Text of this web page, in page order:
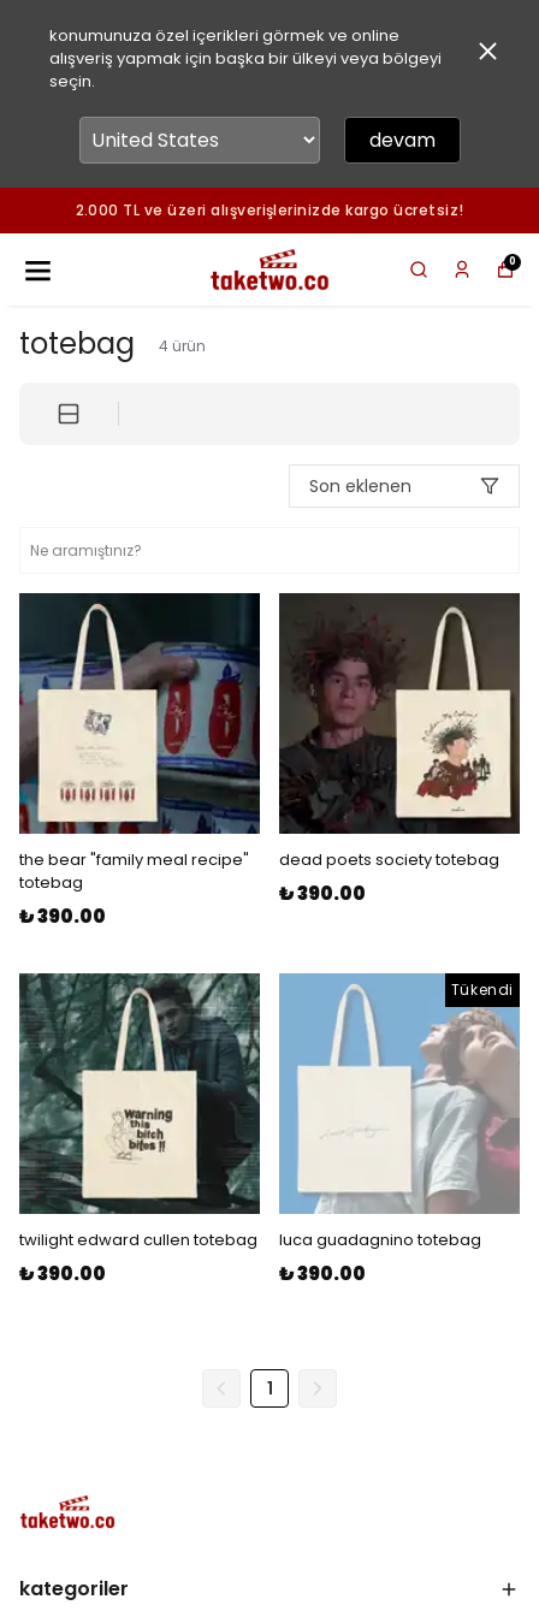
konumunuza özel içerikleri görmek ve online
alışveriş yapmak için başka bir ülkeyi veya bölgeyi
seçin.
devam
2.000 TL ve üzeri alışverişlerinizde kargo ücretsiz!
0
totebag 4 ürün
Son eklenen
the bear "family meal recipe"
totebag
₺ 390.00
dead poets society totebag
₺ 390.00
twilight edward cullen totebag
₺ 390.00
Tükendi
luca guadagnino totebag
₺ 390.00
1
kategoriler